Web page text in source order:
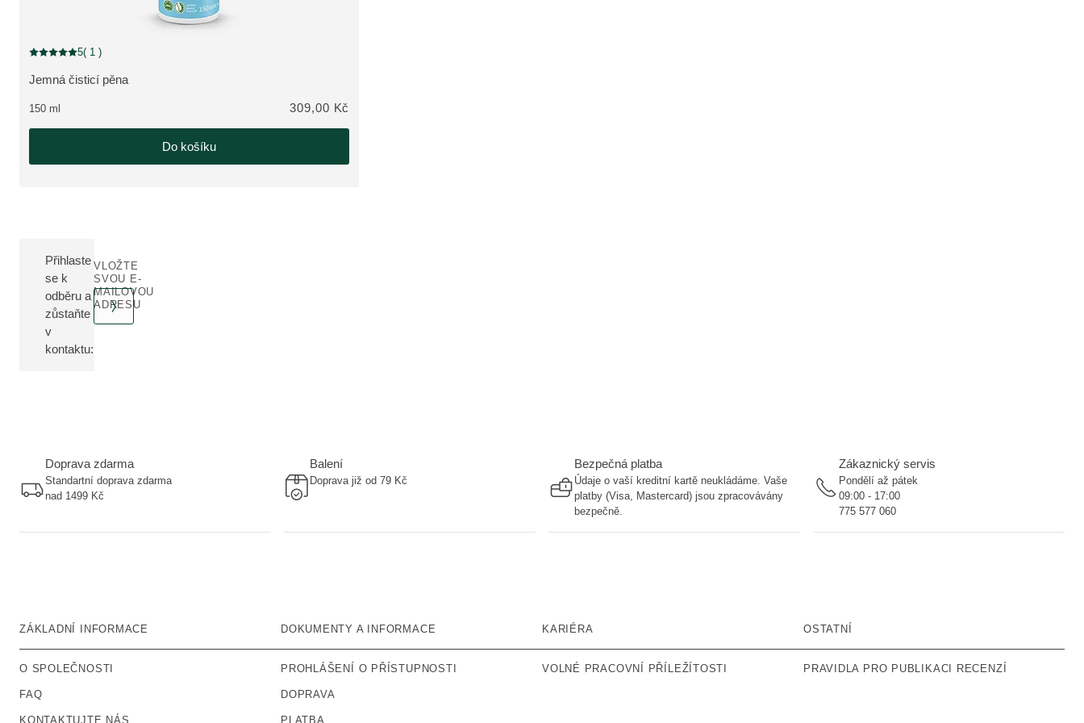
ZOBRAZIT PRODUKT:
Jemná čisticí pěna
Aktuální hodnocení: 5 z 5 hvězdiček hodnoceno 1 zákazníky
5( 1 )
150 ml 309,00 Kč
Do košíku
Přihlaste
se k
odběru a
zůstaňte
v
kontaktu:
VLOŽTE
SVOU E-
MAILOVOU
ADRESU
Doprava zdarma
Standartní doprava zdarma
nad 1499 Kč
Balení
Doprava již od 79 Kč
Bezpečná platba
Údaje o vaší kreditní kartě neukládáme. Vaše
platby (Visa, Mastercard) jsou zpracovávány
bezpečně.
Zákaznický servis
Pondělí až pátek
09:00 - 17:00
775 577 060
ZÁKLADNÍ INFORMACE
O SPOLEČNOSTI
FAQ
KONTAKTUJTE NÁS
DOKUMENTY A INFORMACE
PROHLÁŠENÍ O PŘÍSTUPNOSTI
DOPRAVA
PLATBA
KARIÉRA
VOLNÉ PRACOVNÍ PŘÍLEŽÍTOSTI
OSTATNÍ
PRAVIDLA PRO PUBLIKACI RECENZÍ